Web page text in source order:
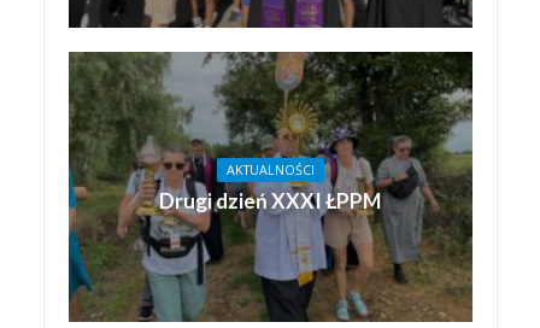
AKTUALNOŚCI
Drugi dzień XXXI ŁPPM